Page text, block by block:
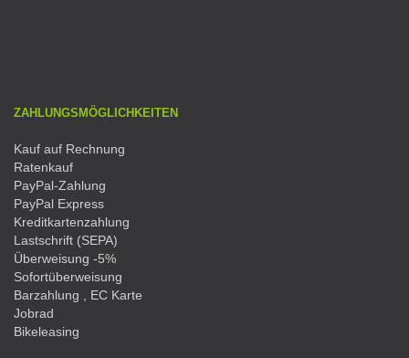
ZAHLUNGSMÖGLICHKEITEN
Kauf auf Rechnung
Ratenkauf
PayPal-Zahlung
PayPal Express
Kreditkartenzahlung
Lastschrift (SEPA)
Überweisung -5%
Sofortüberweisung
Barzahlung , EC Karte
Jobrad
Bikeleasing